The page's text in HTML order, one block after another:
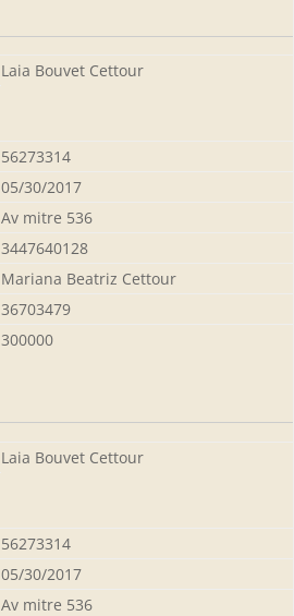
Laia Bouvet Cettour
56273314
05/30/2017
Av mitre 536
3447640128
Mariana Beatriz Cettour
36703479
300000
Laia Bouvet Cettour
56273314
05/30/2017
Av mitre 536